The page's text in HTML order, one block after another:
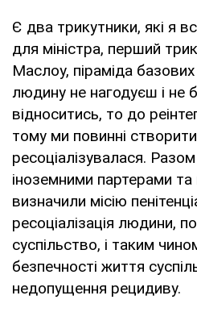
Є два трикутники, які я
для міністра, перший
Маслоу, піраміда
людину не нагодуєш і не
відноситись, то до
тому ми повинні
ресоціалізувалася.
іноземними партерами
визначили місію
ресоціалізація людини,
суспільство, і таким
безпечності життя
недопущення рецидиву.